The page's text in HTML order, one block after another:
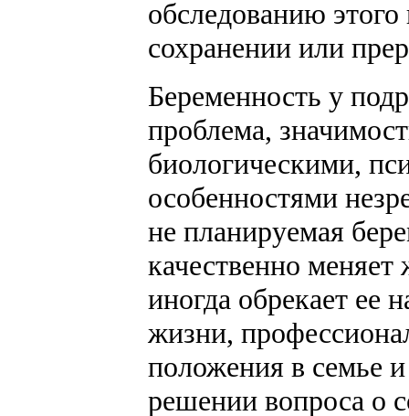
обследованию
сохранении или
Беременность у
проблема,
биологическими,
особенностями
не планируемая
качественно
иногда обрекает ее
жизни,
положения в семье
решении вопроса о